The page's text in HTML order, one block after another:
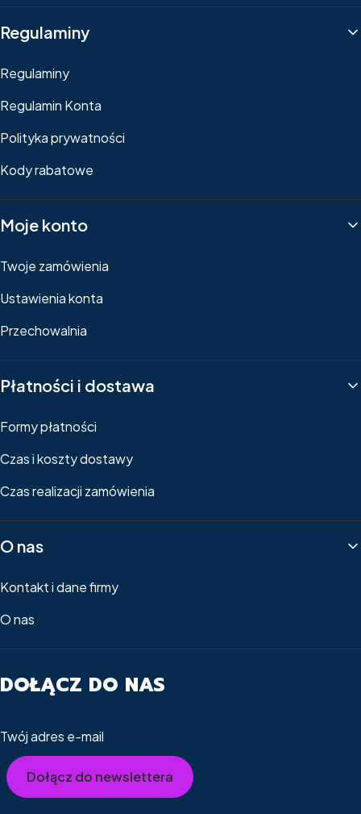
Linki w stopce
Regulaminy
Regulaminy
Regulamin Konta
Polityka prywatności
Kody rabatowe
Moje konto
Twoje zamówienia
Ustawienia konta
Przechowalnia
Płatności i dostawa
Formy płatności
Czas i koszty dostawy
Czas realizacji zamówienia
O nas
Kontakt i dane firmy
O nas
DOŁĄCZ DO NAS
Twój adres e-mail
Dołącz do newslettera